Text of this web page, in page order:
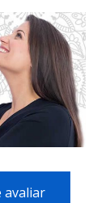
avaliar